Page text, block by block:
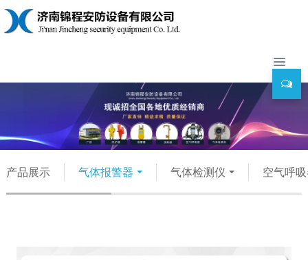
产品展示 气体报警器 气体检测仪 空气呼